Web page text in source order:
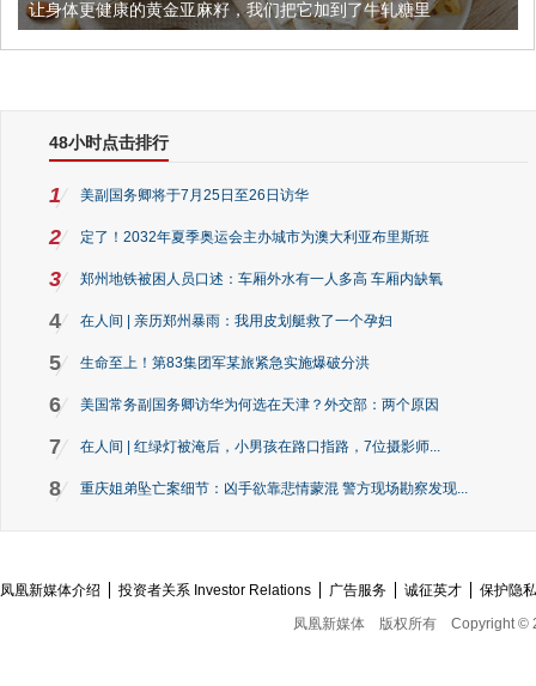
康的黄金亚麻籽，我们把它加到了牛轧糖里 被列入佛家七
48小时点击排行
1 美副国务卿将于7月25日至26日访华
2 定了！2032年夏季奥运会主办城市为澳大利亚布里斯班
3 郑州地铁被困人员口述：车厢外水有一人多高 车厢内缺氧
4 在人间 | 亲历郑州暴雨：我用皮划艇救了一个孕妇
5 生命至上！第83集团军某旅紧急实施爆破分洪
6 美国常务副国务卿访华为何选在天津？外交部：两个原因
7 在人间 | 红绿灯被淹后，小男孩在路口指路，7位摄影师...
8 重庆姐弟坠亡案细节：凶手欲靠悲情蒙混 警方现场勘察发现...
凤凰新媒体介绍 投资者关系 Investor Relations 广告服务 诚征英才
保护隐
凤凰新媒体
版权所有 Copyright ©